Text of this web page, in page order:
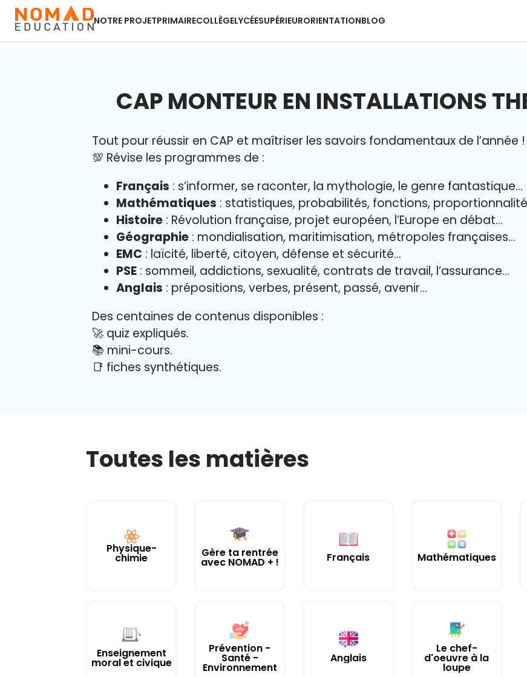
NOTRE PROJETPRIMAIRECOLLÈGELYCÉESUPÉRIEURORIENTATIONBLOG
CAP MONTEUR EN INSTALLATIONS
Tout pour réussir en CAP et maîtriser les savoirs fondamentaux de l’année !
💯 Révise les programmes de :
Français : s’informer, se raconter, la mythologie, le genre fantastique…
Mathématiques : statistiques, probabilités, fonctions,
Histoire : Révolution française, projet européen, l’Europe en débat…
Géographie : mondialisation, maritimisation, métropoles françaises…
EMC : laïcité, liberté, citoyen, défense et sécurité…
PSE : sommeil, addictions, sexualité, contrats de travail, l’assurance…
Anglais : prépositions, verbes, présent, passé, avenir…
Des centaines de contenus disponibles :
🚀 quiz expliqués.
📚 mini-cours.
📑 fiches synthétiques.
Toutes les matières
Physique-
chimie Gère ta rentrée
avec NOMAD + ! Français Mathématiques
Enseignement
moral et civique
Prévention -
Santé -
Environnement
Anglais
Le chef-
d'oeuvre à la
loupe